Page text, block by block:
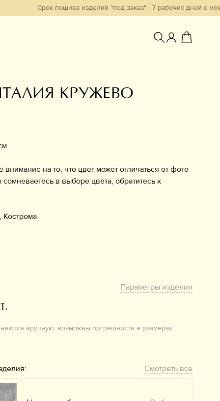
Срок пошива изделий "под заказ" - 7 рабочих дней с момента
КРУЖЕВО
на то, что цвет может отличаться от фото
сомневаетесь в выборе цвета, обратитесь к
Кострома
Параметры изделия
вручную, возможны погрешности в размерах
Смотреть все